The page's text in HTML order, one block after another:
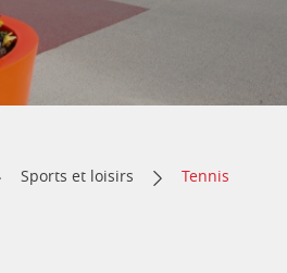
Sports et loisirs Tennis